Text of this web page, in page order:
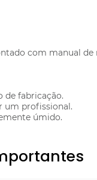
com manual de
de fabricação.
um profissional.
úmido.